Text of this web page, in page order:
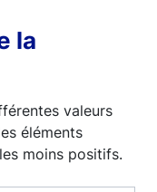
la
valeurs
éléments
moins positifs.